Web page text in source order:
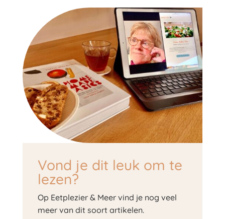
Vond je dit leuk om te
lezen?
Op Eetplezier & Meer vind je nog veel
meer van dit soort artikelen.